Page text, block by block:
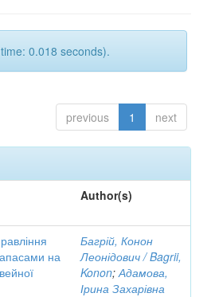
0.018 seconds).
previous 1 next
Author(s)
на
Багрій, Конон
Леонідович / Bagrii,
Konon;Адамова,
Ірина Захарівна